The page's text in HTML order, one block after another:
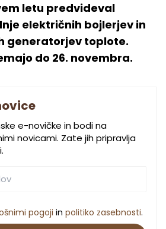
letu predvideval
električnih bojlerjev in
generatorjev toplote.
do 26. novembra.
e-novičke in bodi na
novicami. Zate jih pripravlja
pogoji in politiko zasebnosti.